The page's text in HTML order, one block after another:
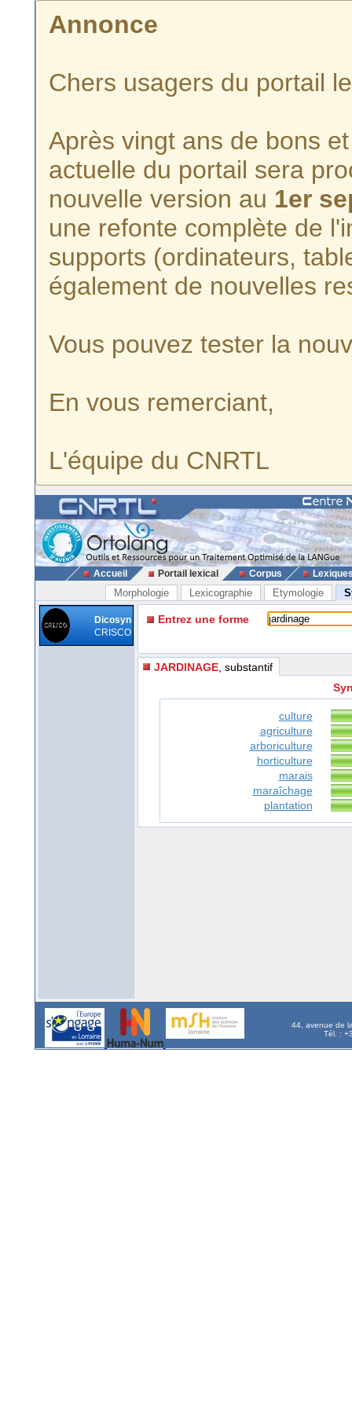
Annonce
Chers usagers du portail
Après vingt ans de bons
actuelle du portail sera
nouvelle version au 1er
une refonte complète de
supports (ordinateurs,
également de nouvelles
Vous pouvez tester la
En vous remerciant,
L'équipe du CNRTL
Accueil Portail lexical Corpus
Morphologie Lexicographie Etymologie
Dicosyn
CRISCO
Entrez une forme
JARDINAGE , substantif
culture
agriculture
arboriculture
horticulture
marais
maraîchage
plantation
44, avenue de
Tél. :